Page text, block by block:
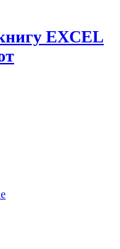
EXCEL